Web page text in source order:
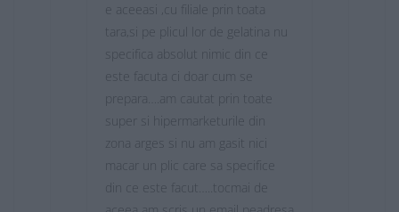
e aceeasi ,cu filiale prin toata
tara,si pe plicul lor de gelatina nu
specifica absolut nimic din ce
este facuta ci doar cum se
prepara….am cautat prin toate
super si hipermarketurile din
zona arges si nu am gasit nici
macar un plic care sa specifice
din ce este facut…..tocmai de